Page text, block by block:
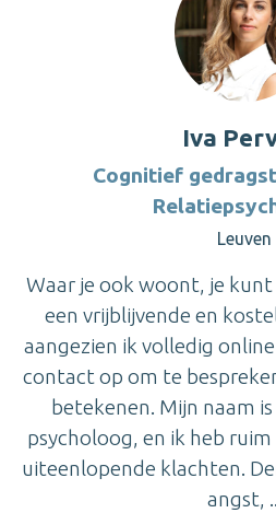
Iva
Cognitief
Leuven
Waar je ook woont, je
een vrijblijvende en
aangezien ik volledig
contact op om te
betekenen. Mijn naam
psycholoog, en ik heb
uiteenlopende klachten.
angst,